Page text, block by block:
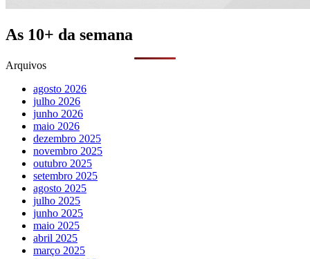
As 10+ da semana
Arquivos
agosto 2026
julho 2026
junho 2026
maio 2026
dezembro 2025
novembro 2025
outubro 2025
setembro 2025
agosto 2025
julho 2025
junho 2025
maio 2025
abril 2025
março 2025